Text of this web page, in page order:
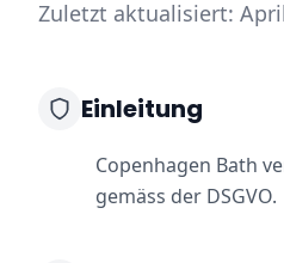
Zuletzt aktualisiert:
Einleitung
Copenhagen Bath
gemäss der DSGVO.